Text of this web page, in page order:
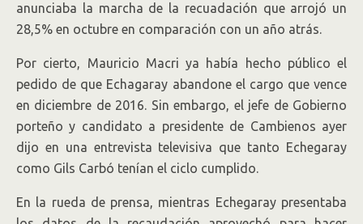
anunciaba la marcha de la recuadación que arrojó un
28,5% en octubre en comparación con un año atrás.
Por cierto, Mauricio Macri ya había hecho público el
pedido de que Echagaray abandone el cargo que vence
en diciembre de 2016. Sin embargo, el jefe de Gobierno
porteño y candidato a presidente de Cambienos ayer
dijo en una entrevista televisiva que tanto Echegaray
como Gils Carbó tenían el ciclo cumplido.
En la rueda de prensa, mientras Echegaray presentaba